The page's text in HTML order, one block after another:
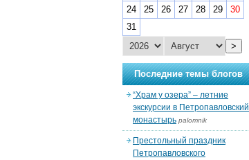
24
25 26 27 28 29
30
31
>
Последние темы блогов
“Храм у озера” – летние
экскурсии в Петропавловский
монастырь palomnik
Престольный праздник
Петропавловского